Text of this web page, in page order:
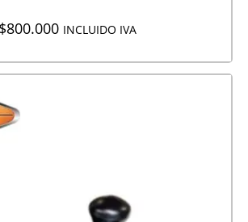
$800.000 INCLUIDO IVA